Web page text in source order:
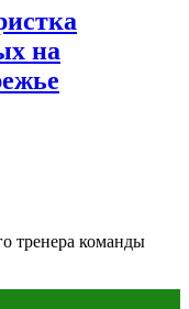
на
тренера команды